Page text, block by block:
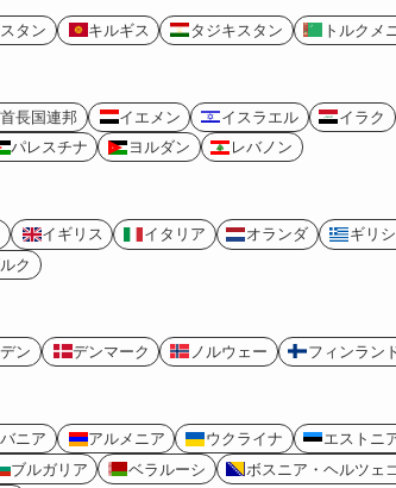
タン キルギス タジキスタン トルクメ
長国連邦 イエメン イスラエル イラク
パレスチナ ヨルダン レバノン
イギリス イタリア オランダ ギリ
ク
ン デンマーク ノルウェー フィンラン
ニア アルメニア ウクライナ エストニ
ブルガリア ベラルーシ ボスニア・ヘルツェ